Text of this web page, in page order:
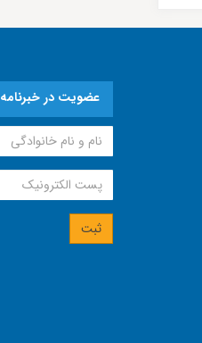
عضویت در خبرنامه